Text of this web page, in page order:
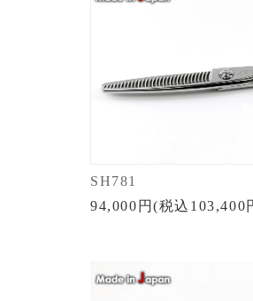
SH781
94,000円(税込103,400